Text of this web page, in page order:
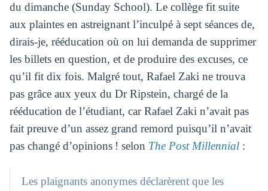
du dimanche (Sunday School). Le collège fit suite
aux plaintes en astreignant l’inculpé à sept séances de,
dirais-je, rééducation où on lui demanda de supprimer
les billets en question, et de produire des excuses, ce
qu’il fit dix fois. Malgré tout, Rafael Zaki ne trouva
pas grâce aux yeux du Dr Ripstein, chargé de la
rééducation de l’étudiant, car Rafael Zaki n’avait pas
fait preuve d’un assez grand remord puisqu’il n’avait
pas changé d’opinions ! selon The Post Millennial:
Les plaignants anonymes déclarèrent que les